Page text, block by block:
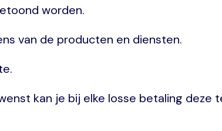
worden.
van de producten en diensten.
kan je bij elke losse betaling deze